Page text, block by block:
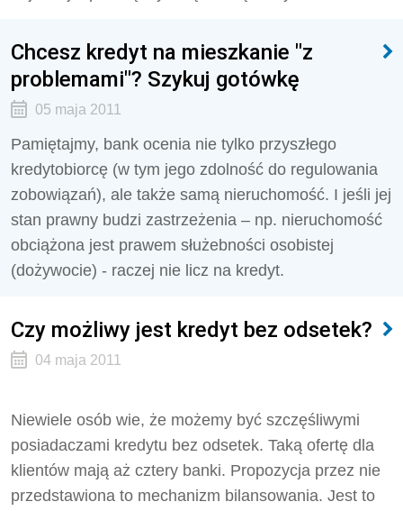
Chcesz kredyt na mieszkanie "z
problemami"? Szykuj gotówkę
05 maja 2011
Pamiętajmy, bank ocenia nie tylko przyszłego
kredytobiorcę (w tym jego zdolność do regulowania
zobowiązań), ale także samą nieruchomość. I jeśli jej
stan prawny budzi zastrzeżenia – np. nieruchomość
obciążona jest prawem służebności osobistej
(dożywocie) - raczej nie licz na kredyt.
Czy możliwy jest kredyt bez odsetek?
04 maja 2011
Niewiele osób wie, że możemy być szczęśliwymi
posiadaczami kredytu bez odsetek. Taką ofertę dla
klientów mają aż cztery banki. Propozycja przez nie
przedstawiona to mechanizm bilansowania. Jest to